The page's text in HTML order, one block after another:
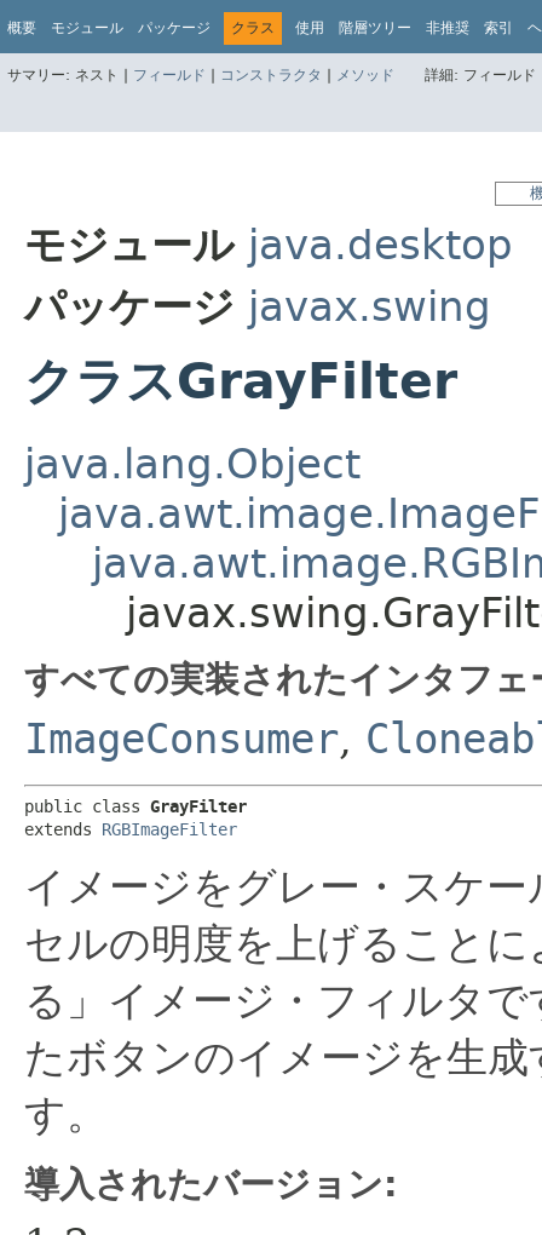
概要 モジュール パッケージ クラス 使用 階層ツリー 非推奨 索引
サマリー: ネスト | フィールド | コンストラクタ | メソッド 詳細: フィール
モジュール java.desktop
パッケージ javax.swing
クラスGrayFilter
java.lang.Object
すべての実装されたインタフ
ImageConsumer,
public class GrayFilter
extends RGBImageFilter
イメージをグレー・スケ
セルの明度を上げること
る」イメージ・フィルタで
たボタンのイメージを生
す。
導入されたバージョン: